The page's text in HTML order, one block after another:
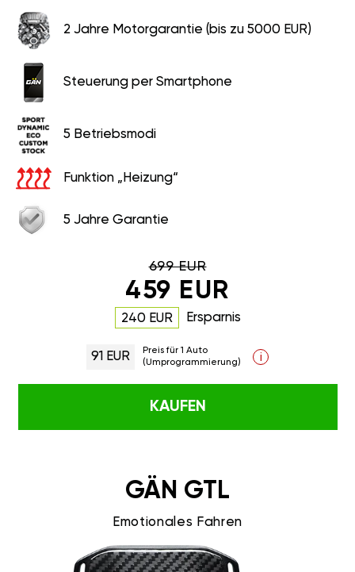
2 Jahre Motorgarantie (bis zu 5000 EUR)
Steuerung per Smartphone
5 Betriebsmodi
Funktion „Heizung“
5 Jahre Garantie
699 EUR
459 EUR
240 EUR Ersparnis
91 EUR
Preis für 1 Auto
(Umprogrammierung)
i
KAUFEN
GÄN GTL
Emotionales Fahren